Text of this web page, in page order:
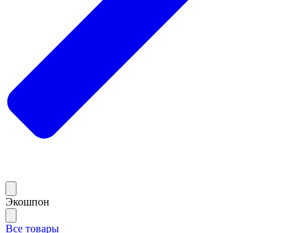
Экошпон
Все товары